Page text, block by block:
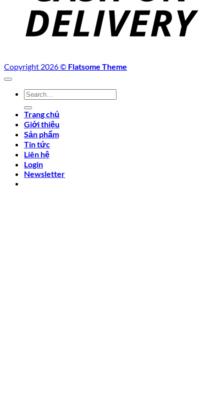
Copyright 2026 © Flatsome Theme
Search
for:
Trang chủ
Giới thiệu
Sản phẩm
Tin tức
Liên hệ
Login
Newsletter